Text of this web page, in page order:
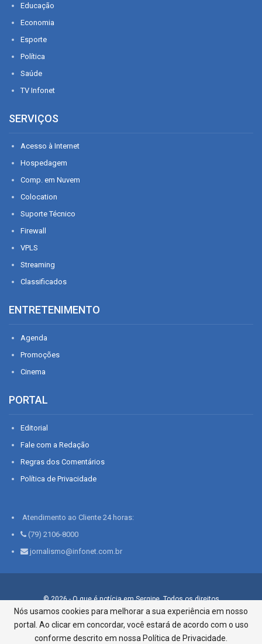
Educação
Economia
Esporte
Política
Saúde
TV Infonet
SERVIÇOS
Acesso à Internet
Hospedagem
Comp. em Nuvem
Colocation
Suporte Técnico
Firewall
VPLS
Streaming
Classificados
ENTRETENIMENTO
Agenda
Promoções
Cinema
PORTAL
Editorial
Fale com a Redação
Regras dos Comentários
Política de Privacidade
Atendimento ao Cliente 24 horas:
(79) 2106-8000
jornalismo@infonet.com.br
© 2026 - O que é notícia em Sergipe. Todos os direitos
reservados.
Infonet - Rua Monsenhor Silveira 276, Bairro São José |
Aracaju-SE, CEP 49015-030, Fone: 79.2106.8000 - CI Centro de
Nós usamos cookies para melhorar a sua experiência em nosso
portal. Ao clicar em concordar, você estará de acordo com o uso
conforme descrito em nossa Política de Privacidade.